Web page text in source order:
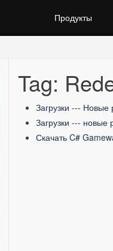
Продукты
Tag:
Загрузки --- Новые
Загрузки ---
Скачать C#